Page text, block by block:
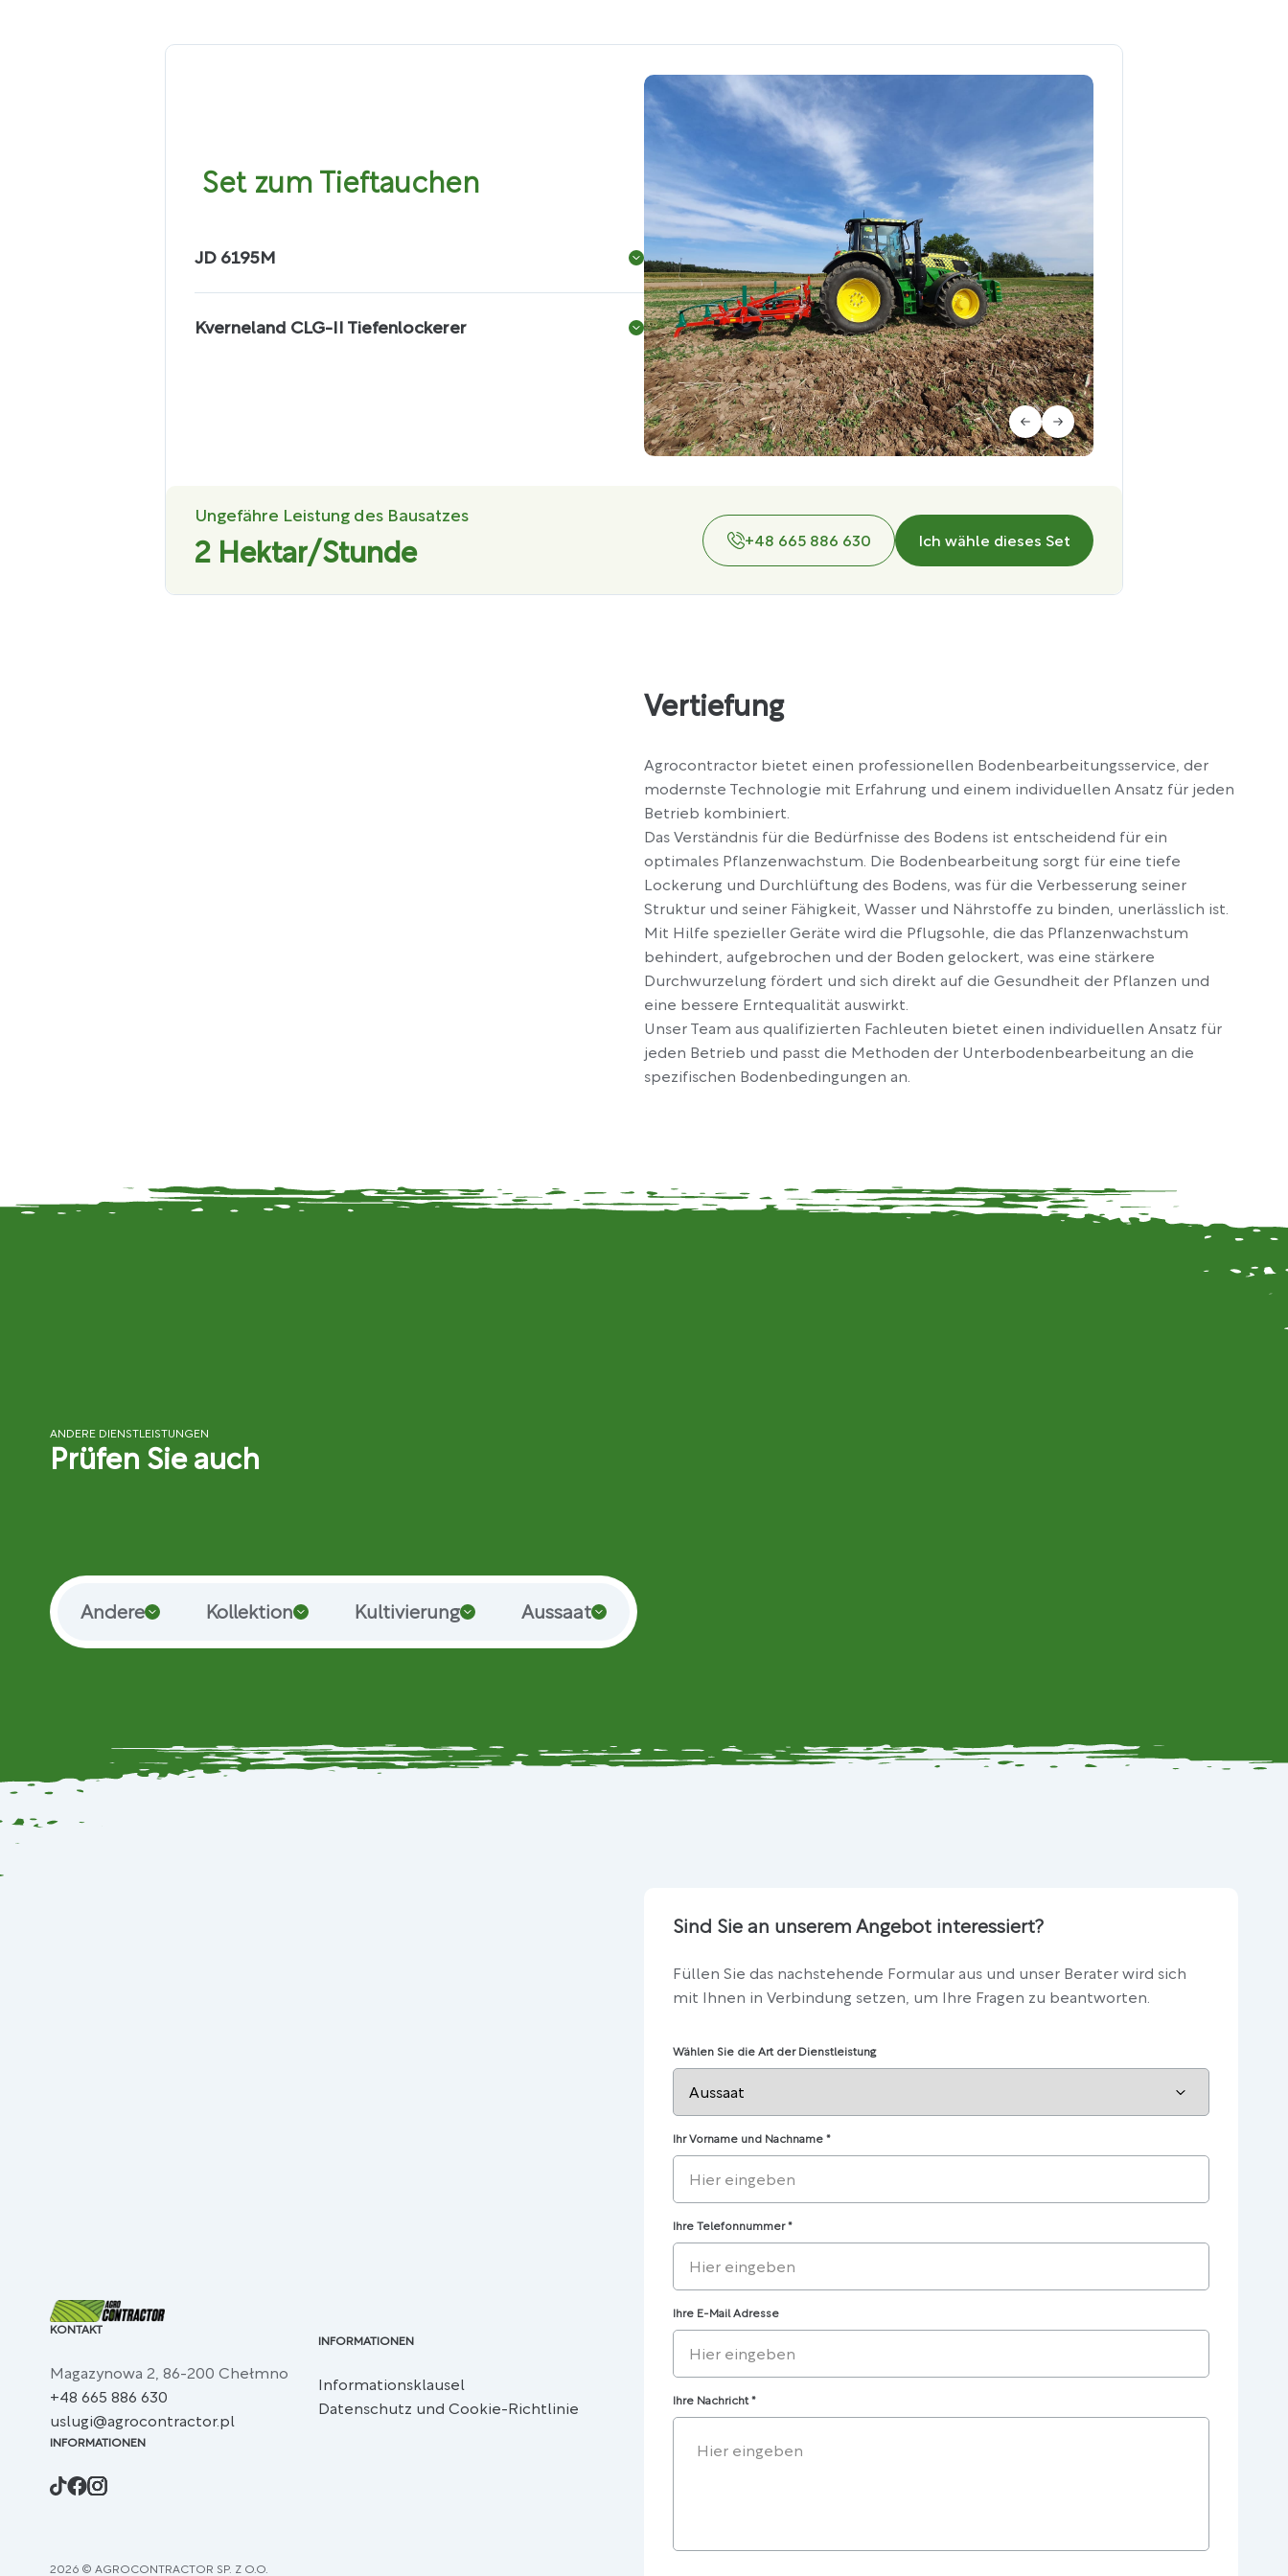
Set zum Tieftauchen
JD 6195M
Kverneland CLG-II Tiefenlockerer
Ungefähre Leistung des Bausatzes
2 Hektar/Stunde +48 665 886 630 Ich wähle dieses Set
Vertiefung
Agrocontractor bietet einen professionellen Bodenbearbeitungsservice, der
modernste Technologie mit Erfahrung und einem individuellen Ansatz für jeden
Betrieb kombiniert.
Das Verständnis für die Bedürfnisse des Bodens ist entscheidend für ein
optimales Pflanzenwachstum. Die Bodenbearbeitung sorgt für eine tiefe
Lockerung und Durchlüftung des Bodens, was für die Verbesserung seiner
Struktur und seiner Fähigkeit, Wasser und Nährstoffe zu binden, unerlässlich ist.
Mit Hilfe spezieller Geräte wird die Pflugsohle, die das Pflanzenwachstum
behindert, aufgebrochen und der Boden gelockert, was eine stärkere
Durchwurzelung fördert und sich direkt auf die Gesundheit der Pflanzen und
eine bessere Erntequalität auswirkt.
Unser Team aus qualifizierten Fachleuten bietet einen individuellen Ansatz für
jeden Betrieb und passt die Methoden der Unterbodenbearbeitung an die
spezifischen Bodenbedingungen an.
ANDERE DIENSTLEISTUNGEN
Prüfen Sie auch
Andere Kollektion Kultivierung Aussaat
KONTAKT
Magazynowa 2, 86-200 Chełmno
+48 665 886 630
uslugi@agrocontractor.pl
INFORMATIONEN
Informationsklausel
Datenschutz und Cookie-Richtlinie
INFORMATIONEN
2026 © AGROCONTRACTOR SP. Z O.O.
Sind Sie an unserem Angebot interessiert?
Füllen Sie das nachstehende Formular aus und unser Berater wird sich
mit Ihnen in Verbindung setzen, um Ihre Fragen zu beantworten.
Wählen Sie die Art der Dienstleistung
Ihr Vorname und Nachname *
Ihre Telefonnummer*
Ihre E-Mail Adresse
Ihre Nachricht*